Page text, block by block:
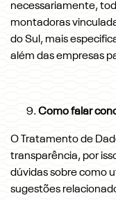
necessariamente,
montadoras
do Sul, mais
além das empresas
Como falar
O Tratamento de
transparência, por
dúvidas sobre como
sugestões